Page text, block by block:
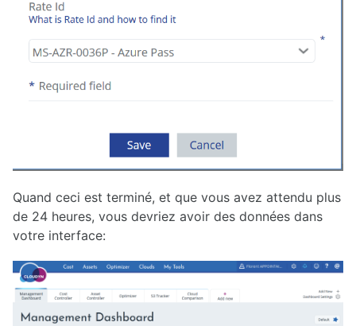
Quand ceci est terminé, et que vous avez attendu plus
de 24 heures, vous devriez avoir des données dans
votre interface: